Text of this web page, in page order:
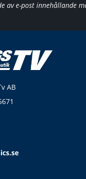
av e-post innehållande
AB